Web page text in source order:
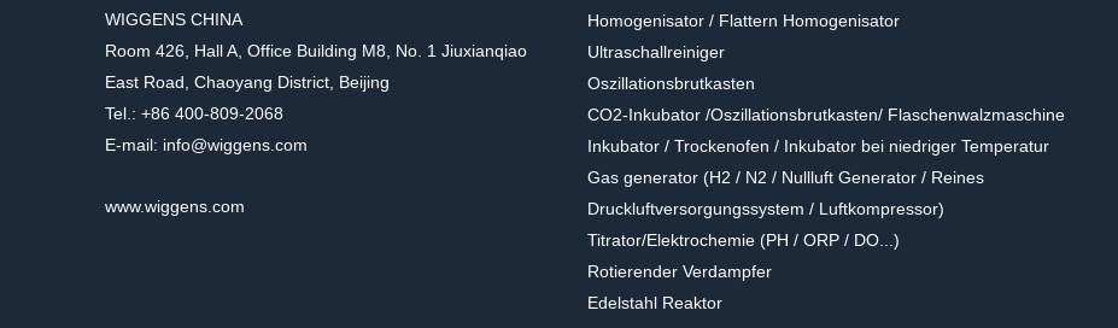
WIGGENS CHINA
Room 426, Hall A, Office Building M8, No. 1 Jiuxianqiao
East Road, Chaoyang District, Beijing
Tel.: +86 400-809-2068
E-mail: info@wiggens.com
www.wiggens.com
Homogenisator / Flattern Homogenisator
Ultraschallreiniger
Oszillationsbrutkasten
CO2-Inkubator /Oszillationsbrutkasten/ Flaschenwalzmaschine
Inkubator / Trockenofen / Inkubator bei niedriger Temperatur
Gas generator (H2 / N2 / Nullluft Generator / Reines
Druckluftversorgungssystem / Luftkompressor)
Titrator/Elektrochemie (PH / ORP / DO...)
Rotierender Verdampfer
Edelstahl Reaktor